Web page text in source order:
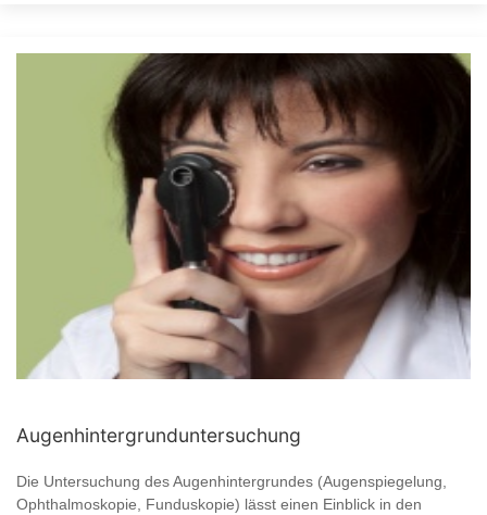
Augenhintergrunduntersuchung
Die Untersuchung des Augenhintergrundes (Augenspiegelung,
Ophthalmoskopie, Funduskopie) lässt einen Einblick in den